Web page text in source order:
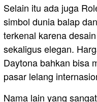
Selain itu ada juga
simbol dunia balap
terkenal karena
sekaligus elegan.
Daytona bahkan bisa
pasar lelang
Nama lain yang